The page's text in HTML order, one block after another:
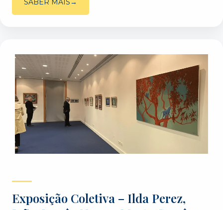
SABER MAIS
Exposição Coletiva – Ilda Perez,